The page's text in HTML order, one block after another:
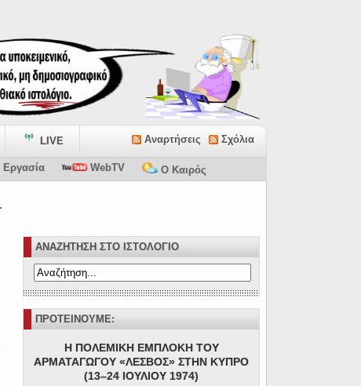
LIVE Αναρτήσεις Σχόλια
Εργασία WebTV Ο Καιρός
ΑΝΑΖΗΤΗΣΗ ΣΤΟ ΙΣΤΟΛΟΓΙΟ
ΠΡΟΤΕΙΝΟΥΜΕ:
Η ΠΟΛΕΜΙΚΗ ΕΜΠΛΟΚΗ ΤΟΥ
ΑΡΜΑΤΑΓΩΓΟΥ «ΛΕΣΒΟΣ» ΣΤΗΝ ΚΥΠΡΟ
(13–24 ΙΟΥΛΙΟΥ 1974)